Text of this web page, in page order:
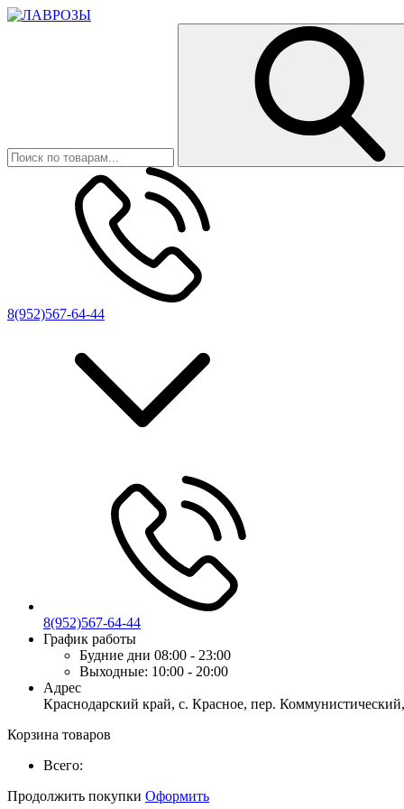
8(952)567-64-44
8(952)567-64-44
График работы
Будние дни 08:00 - 23:00
Выходные: 10:00 - 20:00
Адрес
Краснодарский край, с. Красное, пер.
Корзина товаров
Всего:
Продолжить покупки Оформить